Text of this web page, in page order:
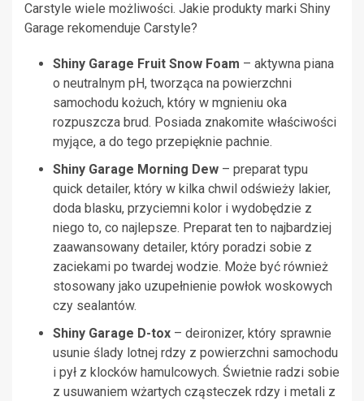
Carstyle wiele możliwości. Jakie produkty marki Shiny
Garage rekomenduje Carstyle?
Shiny Garage Fruit Snow Foam – aktywna piana
o neutralnym pH, tworząca na powierzchni
samochodu kożuch, który w mgnieniu oka
rozpuszcza brud. Posiada znakomite właściwości
myjące, a do tego przepięknie pachnie.
Shiny Garage Morning Dew – preparat typu
quick detailer, który w kilka chwil odświeży lakier,
doda blasku, przyciemni kolor i wydobędzie z
niego to, co najlepsze. Preparat ten to najbardziej
zaawansowany detailer, który poradzi sobie z
zaciekami po twardej wodzie. Może być również
stosowany jako uzupełnienie powłok woskowych
czy sealantów.
Shiny Garage D-tox – deironizer, który sprawnie
usunie ślady lotnej rdzy z powierzchni samochodu
i pył z klocków hamulcowych. Świetnie radzi sobie
z usuwaniem wżartych cząsteczek rdzy i metali z